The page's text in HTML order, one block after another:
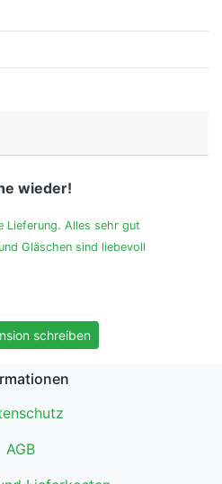
wieder!
Lieferung. Alles sehr gut
Gläschen sind liebevoll
schreiben
AGB